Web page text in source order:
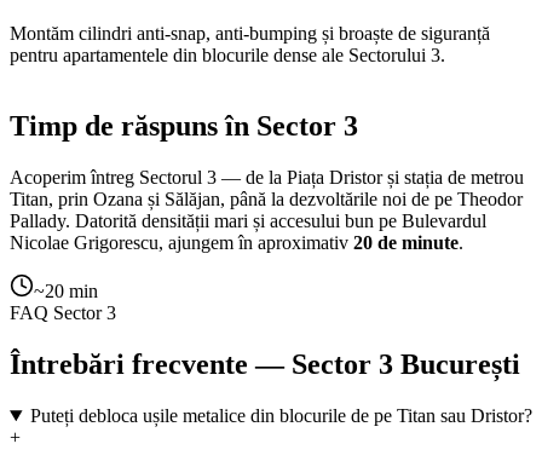
Montăm cilindri anti-snap, anti-bumping și broaște de siguranță
pentru apartamentele din blocurile dense ale Sectorului 3.
Timp de răspuns în Sector 3
Acoperim întreg Sectorul 3 — de la Piața Dristor și stația de metrou
Titan, prin Ozana și Sălăjan, până la dezvoltările noi de pe Theodor
Pallady. Datorită densității mari și accesului bun pe Bulevardul
Nicolae Grigorescu, ajungem în aproximativ 20 de minute.
~20 min
FAQ Sector 3
Întrebări frecvente — Sector 3 București
Puteți debloca ușile metalice din blocurile de pe Titan sau Dristor?
+